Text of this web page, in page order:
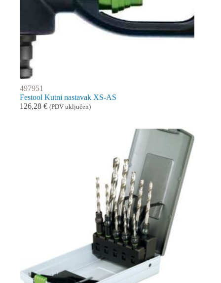
497951
Festool Kutni nastavak XS-AS
126,28 € (PDV uključen)